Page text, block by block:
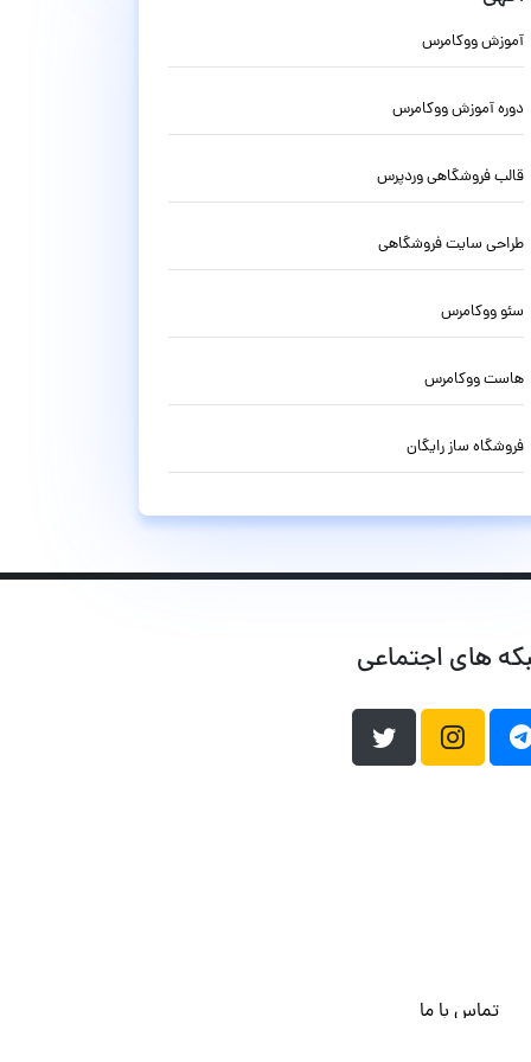
آموزش ووکامرس
دوره آموزش ووکامرس
قالب فروشگاهی وردپرس
طراحی سایت فروشگاهی
سئو ووکامرس
هاست ووکامرس
فروشگاه ساز رایگان
های اجتماعی
تماس با ما